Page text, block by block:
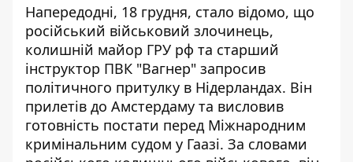
Напередодні, 18 грудня, стало відомо, що
російський військовий злочинець,
колишній майор ГРУ рф та старший
інструктор ПВК "Вагнер" запросив
політичного притулку в Нідерландах. Він
прилетів до Амстердаму та висловив
готовність постати перед Міжнародним
кримінальним судом у Гаазі. За словами